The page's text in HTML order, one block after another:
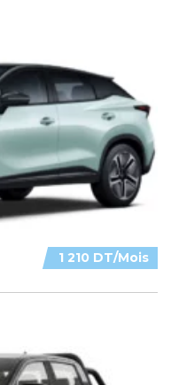
1 210 DT/Mois